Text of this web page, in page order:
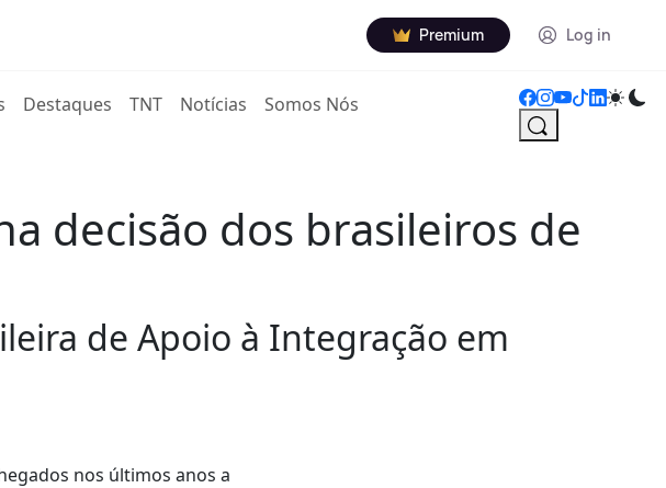
Premium Log in
Destaques TNT Notícias Somos Nós
decisão dos brasileiros de
de Apoio à Integração em
nos últimos anos a